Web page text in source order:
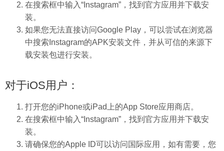
在搜索框中输入“Instagram”，找到官方应用并下载安
装。
如果您无法直接访问Google Play，可以尝试在浏览器
中搜索Instagram的APK安装文件，并从可信的来源下
载安装包进行安装。
对于iOS用户：
打开您的iPhone或iPad上的App Store应用商店。
在搜索框中输入“Instagram”，找到官方应用并下载安
装。
请确保您的Apple ID可以访问国际应用，如有需要，您